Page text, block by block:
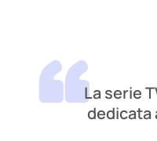
La serie
dedicata